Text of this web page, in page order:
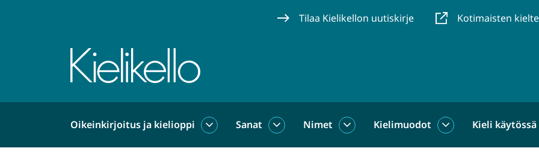
Tilaa Kielikellon uutiskirje Kotimaisten
Etusivu
Oikeinkirjoitus ja kielioppi
Oikeinkirjoitus
Sanat
Sanat
Nimet
NimetKielimuodot
KielimuodotKieli käytössä